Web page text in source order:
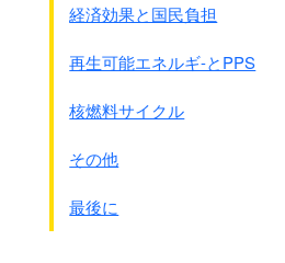
経済効果と国民負担
再生可能エネルギ-とPPS
核燃料サイクル
その他
最後に